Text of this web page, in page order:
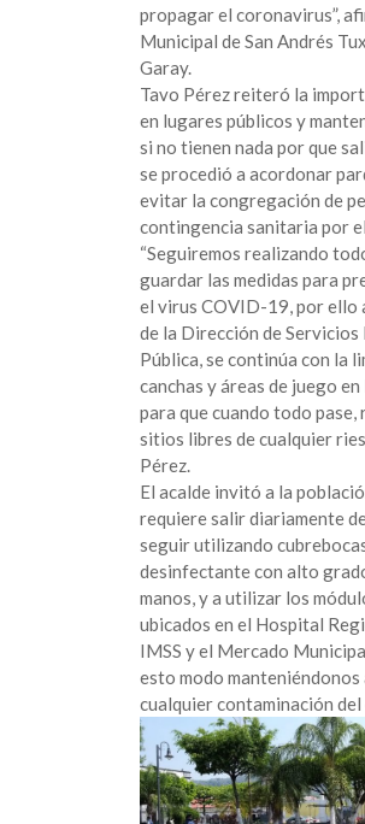
propagar el coronavirus”,
Municipal de San Andrés
Garay.
Tavo Pérez reiteró la
en lugares públicos y
si no tienen nada por que
se procedió a acordonar
evitar la congregación de
contingencia sanitaria por
“Seguiremos realizando
guardar las medidas para
el virus COVID-19, por ello
de la Dirección de
Pública, se continúa con la
canchas y áreas de juego
para que cuando todo pase,
sitios libres de cualquier
Pérez.
El acalde invitó a la
requiere salir diariamente
seguir utilizando
desinfectante con alto
manos, y a utilizar los
ubicados en el Hospital
IMSS y el Mercado
esto modo manteniéndonos
cualquier contaminación